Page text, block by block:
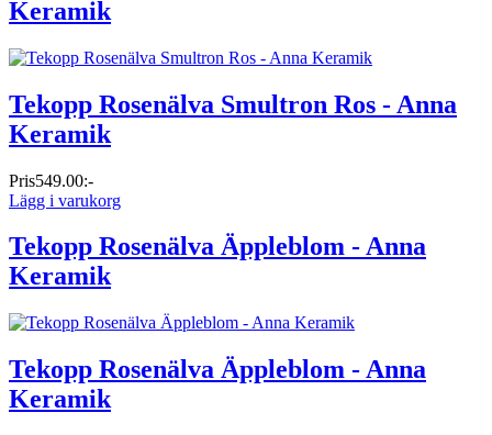
Keramik
Tekopp Rosenälva Smultron Ros - Anna
Keramik
Pris549.00:-
Lägg i varukorg
Tekopp Rosenälva Äppleblom - Anna
Keramik
Tekopp Rosenälva Äppleblom - Anna
Keramik